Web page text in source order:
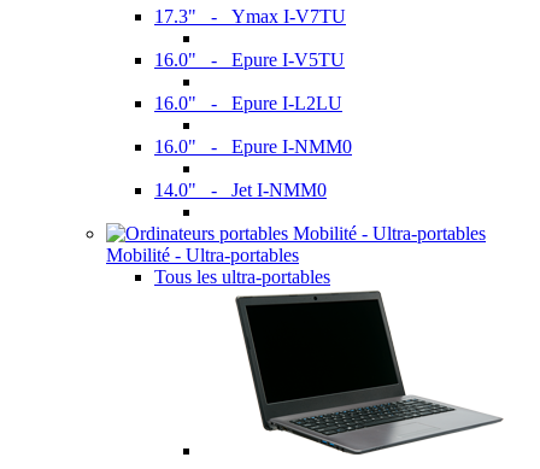
17.3" - Ymax I-V7TU
16.0" - Epure I-V5TU
16.0" - Epure I-L2LU
16.0" - Epure I-NMM0
14.0" - Jet I-NMM0
Mobilité - Ultra-portables
Tous les ultra-portables